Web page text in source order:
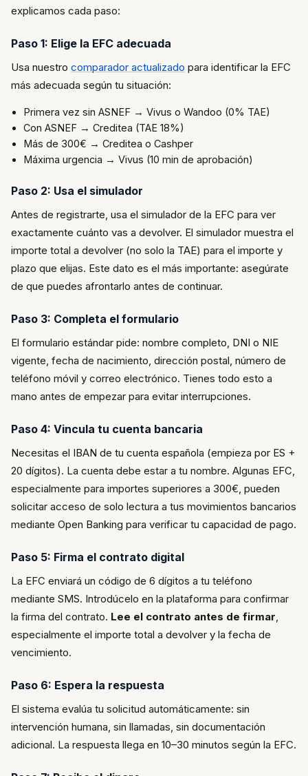
explicamos cada paso:
Paso 1: Elige la EFC adecuada
Usa nuestro comparador actualizado para identificar la EFC
más adecuada según tu situación:
Primera vez sin ASNEF → Vivus o Wandoo (0% TAE)
Con ASNEF → Creditea (TAE 18%)
Más de 300€ → Creditea o Cashper
Máxima urgencia → Vivus (10 min de aprobación)
Paso 2: Usa el simulador
Antes de registrarte, usa el simulador de la EFC para ver
exactamente cuánto vas a devolver. El simulador muestra el
importe total a devolver (no solo la TAE) para el importe y
plazo que elijas. Este dato es el más importante: asegúrate
de que puedes afrontarlo antes de continuar.
Paso 3: Completa el formulario
El formulario estándar pide: nombre completo, DNI o NIE
vigente, fecha de nacimiento, dirección postal, número de
teléfono móvil y correo electrónico. Tienes todo esto a
mano antes de empezar para evitar interrupciones.
Paso 4: Vincula tu cuenta bancaria
Necesitas el IBAN de tu cuenta española (empieza por ES +
20 dígitos). La cuenta debe estar a tu nombre. Algunas EFC,
especialmente para importes superiores a 300€, pueden
solicitar acceso de solo lectura a tus movimientos bancarios
mediante Open Banking para verificar tu capacidad de pago.
Paso 5: Firma el contrato digital
La EFC enviará un código de 6 dígitos a tu teléfono
mediante SMS. Introdúcelo en la plataforma para confirmar
la firma del contrato. Lee el contrato antes de firmar,
especialmente el importe total a devolver y la fecha de
vencimiento.
Paso 6: Espera la respuesta
El sistema evalúa tu solicitud automáticamente: sin
intervención humana, sin llamadas, sin documentación
adicional. La respuesta llega en 10–30 minutos según la EFC.